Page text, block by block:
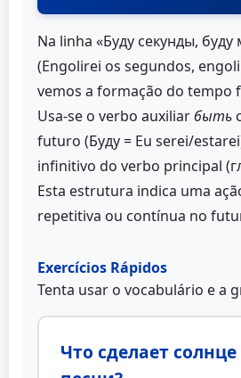
Na linha «Буду секунды, буду
(Engolirei os segundos,
vemos a formação do
Usa-se o verbo auxiliarбыть
futuro (Буду = Eu serei/
infinitivo do verbo principal
Esta estrutura indica uma
repetitiva ou contínua no
Exercícios Rápidos
Tenta usar o vocabulário e a
Что сделает солнце